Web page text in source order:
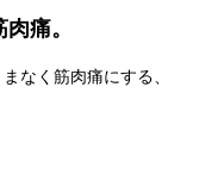
痛。
なく筋肉痛にする、